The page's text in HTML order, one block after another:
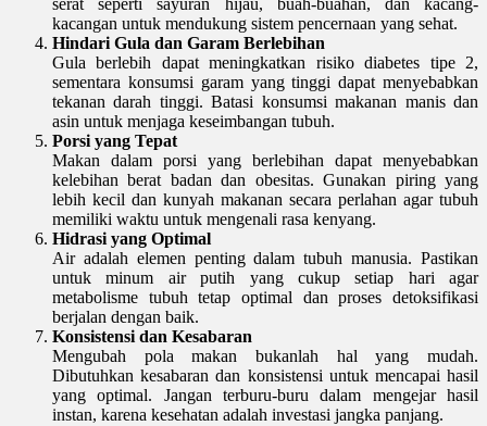
serat seperti sayuran hijau, buah-buahan, dan kacang-
kacangan untuk mendukung sistem pencernaan yang sehat.
Hindari Gula dan Garam Berlebihan
Gula berlebih dapat meningkatkan risiko diabetes tipe 2,
sementara konsumsi garam yang tinggi dapat menyebabkan
tekanan darah tinggi. Batasi konsumsi makanan manis dan
asin untuk menjaga keseimbangan tubuh.
Porsi yang Tepat
Makan dalam porsi yang berlebihan dapat menyebabkan
kelebihan berat badan dan obesitas. Gunakan piring yang
lebih kecil dan kunyah makanan secara perlahan agar tubuh
memiliki waktu untuk mengenali rasa kenyang.
Hidrasi yang Optimal
Air adalah elemen penting dalam tubuh manusia. Pastikan
untuk minum air putih yang cukup setiap hari agar
metabolisme tubuh tetap optimal dan proses detoksifikasi
berjalan dengan baik.
Konsistensi dan Kesabaran
Mengubah pola makan bukanlah hal yang mudah.
Dibutuhkan kesabaran dan konsistensi untuk mencapai hasil
yang optimal. Jangan terburu-buru dalam mengejar hasil
instan, karena kesehatan adalah investasi jangka panjang.